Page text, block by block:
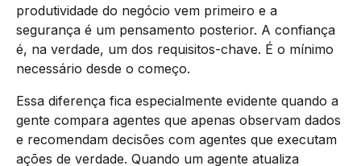
produtividade do negócio vem primeiro e a
segurança é um pensamento posterior. A confiança
é, na verdade, um dos requisitos-chave. É o mínimo
necessário desde o começo.
Essa diferença fica especialmente evidente quando a
gente compara agentes que apenas observam dados
e recomendam decisões com agentes que executam
ações de verdade. Quando um agente atualiza